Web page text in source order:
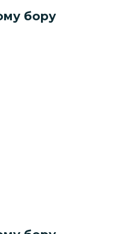
бору